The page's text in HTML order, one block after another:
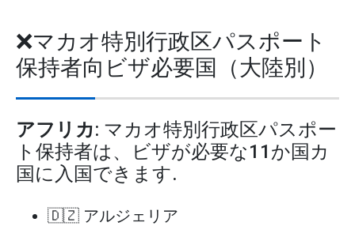
❌マカオ特別行政区パスポート
保持者向ビザ必要国（大陸別）
アフリカ: マカオ特別行政区パスポー
ト保持者は、ビザが必要な11か国カ
国に入国できます.
🇩🇿 アルジェリア